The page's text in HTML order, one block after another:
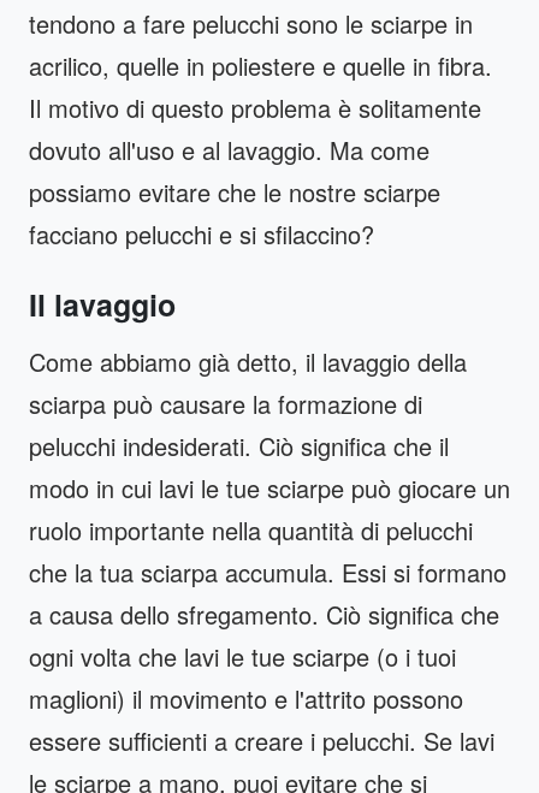
tendono a fare pelucchi sono le sciarpe in
acrilico, quelle in poliestere e quelle in fibra.
Il motivo di questo problema è solitamente
dovuto all'uso e al lavaggio. Ma come
possiamo evitare che le nostre sciarpe
facciano pelucchi e si sfilaccino?
Il lavaggio
Come abbiamo già detto, il lavaggio della
sciarpa può causare la formazione di
pelucchi indesiderati. Ciò significa che il
modo in cui lavi le tue sciarpe può giocare un
ruolo importante nella quantità di pelucchi
che la tua sciarpa accumula. Essi si formano
a causa dello sfregamento. Ciò significa che
ogni volta che lavi le tue sciarpe (o i tuoi
maglioni) il movimento e l'attrito possono
essere sufficienti a creare i pelucchi. Se lavi
le sciarpe a mano, puoi evitare che si